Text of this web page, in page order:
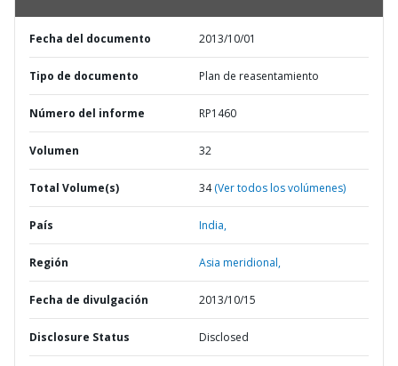
Fecha del documento 2013/10/01
Tipo de documento Plan de reasentamiento
Número del informe RP1460
Volumen 32
Total Volume(s) 34(Ver todos los volúmenes)
País India,
Región Asia meridional,
Fecha de divulgación 2013/10/15
Disclosure Status Disclosed